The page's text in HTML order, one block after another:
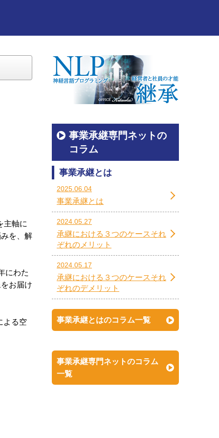
主軸に
を、解
にわた
お届け
よる空
事業承継専門ネットの
コラム
事業承継とは
2025.06.04
事業承継とは
2024.05.27
承継における３つのケースそれ
ぞれのメリット
2024.05.17
承継における３つのケースそれ
ぞれのデメリット
事業承継とはのコラム一覧
事業承継専門ネットのコラム
一覧